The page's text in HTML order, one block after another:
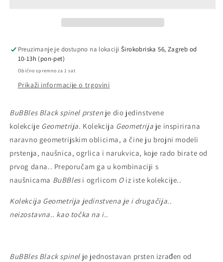
Preuzimanje je dostupno na lokaciji Širokobriska 56, Zagreb od
10-13h (pon-pet)
Obično spremno za 1 sat
Prikaži informacije o trgovini
BuBBles Black spinel prsten je dio jedinstvene
kolekcije Geometrija. Kolekcija Geometrija je inspirirana
naravno geometrijskim oblicima, a čine ju brojni modeli
prstenja, naušnica, ogrlica i narukvica, koje rado birate od
prvog dana.. Preporučam ga u kombinaciji s
naušnicama BuBBles i ogrlicom O iz iste kolekcije..
Kolekcija Geometrija jedinstvena je i drugačija..
neizostavna.. kao točka na i..
BuBBles Black spinel je jednostavan prsten izrađen od